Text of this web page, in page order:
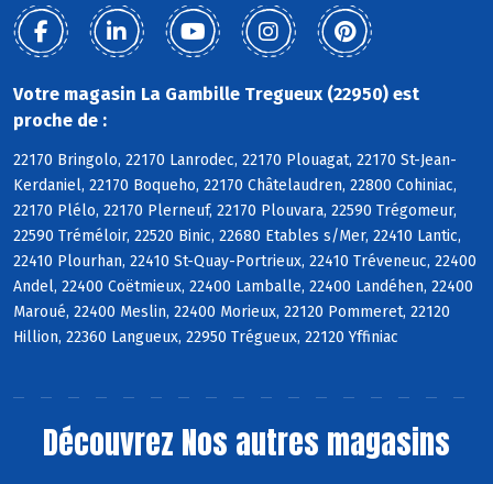
Votre magasin La Gambille Tregueux (22950) est
proche de :
22170 Bringolo, 22170 Lanrodec, 22170 Plouagat, 22170 St-Jean-
Kerdaniel, 22170 Boqueho, 22170 Châtelaudren, 22800 Cohiniac,
22170 Plélo, 22170 Plerneuf, 22170 Plouvara, 22590 Trégomeur,
22590 Tréméloir, 22520 Binic, 22680 Etables s/Mer, 22410 Lantic,
22410 Plourhan, 22410 St-Quay-Portrieux, 22410 Tréveneuc, 22400
Andel, 22400 Coëtmieux, 22400 Lamballe, 22400 Landéhen, 22400
Maroué, 22400 Meslin, 22400 Morieux, 22120 Pommeret, 22120
Hillion, 22360 Langueux, 22950 Trégueux, 22120 Yffiniac
Découvrez Nos autres magasins